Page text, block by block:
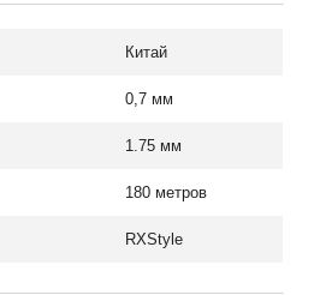
Китай
0,7 мм
1.75 мм
180 метров
RXStyle